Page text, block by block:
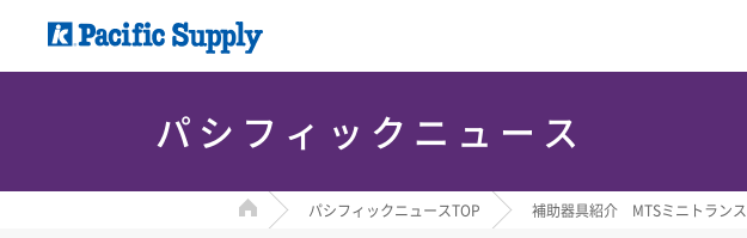
パシフィックニュース
HOME パシフィックニュースTOP 補助器具紹介 MTSミニトランス